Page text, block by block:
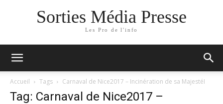
Sorties Média Presse
Les Pro de l'info
Accueil Tags Carnaval de Nice2017 – Incinération de sa MajestéI
Tag: Carnaval de Nice2017 –